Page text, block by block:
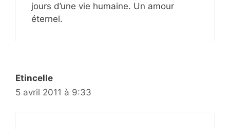
jours d’une vie humaine. Un amour
éternel.
Etincelle
5 avril 2011 à 9:33